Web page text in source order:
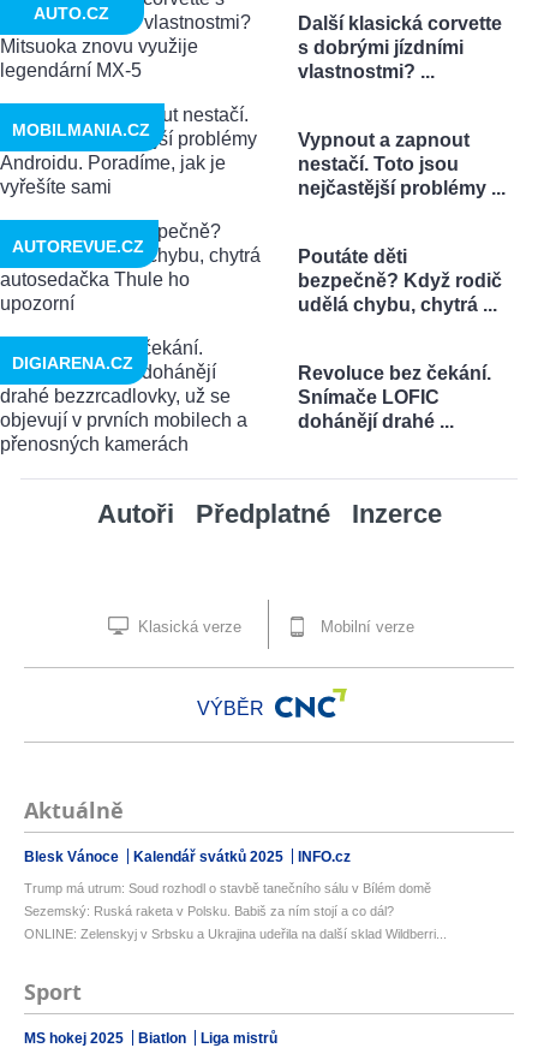
Další klasická corvette
s dobrými jízdními
vlastnostmi? ...
AUTO.CZ
Vypnout a zapnout
nestačí. Toto jsou
nejčastější problémy ...
MOBILMANIA.CZ
Poutáte děti
bezpečně? Když rodič
udělá chybu, chytrá ...
AUTOREVUE.CZ
Revoluce bez čekání.
Snímače LOFIC
dohánějí drahé ...
DIGIARENA.CZ
Autoři Předplatné Inzerce
Klasická verze Mobilní verze
VÝBĚR
Aktuálně
Blesk Vánoce Kalendář svátků 2025 INFO.cz
Trump má utrum: Soud rozhodl o stavbě tanečního sálu v Bílém domě
Sezemský: Ruská raketa v Polsku. Babiš za ním stojí a co dál?
ONLINE: Zelenskyj v Srbsku a Ukrajina udeřila na další sklad Wildberri...
Sport
MS hokej 2025 Biatlon Liga mistrů